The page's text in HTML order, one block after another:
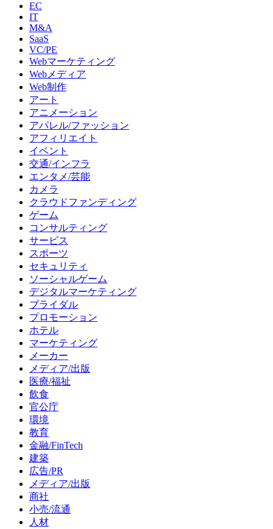
EC
IT
M&A
SaaS
VC/PE
Webマーケティング
Webメディア
Web制作
アート
アニメーション
アパレル/ファッション
アフィリエイト
イベント
交通/インフラ
エンタメ/芸能
カメラ
クラウドファンディング
ゲーム
コンサルティング
サービス
スポーツ
セキュリティ
ソーシャルゲーム
デジタルマーケティング
ブライダル
プロモーション
ホテル
マーケティング
メーカー
メディア/出版
医療/福祉
飲食
官公庁
環境
教育
金融/FinTech
建築
広告/PR
メディア/出版
商社
小売/流通
人材